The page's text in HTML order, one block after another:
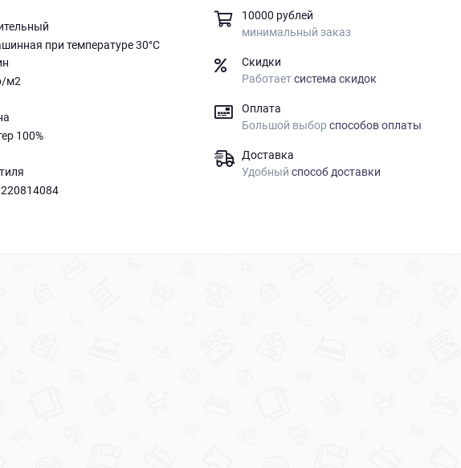
при температуре 30°C
м2
100%
10000 рублей
минимальный заказ
Скидки
Работаетсистема скидок
Оплата
Большой выбор способов оплаты
Доставка
Удобный способ доставки